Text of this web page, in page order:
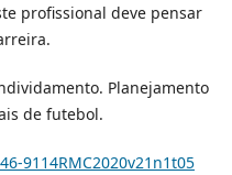
profissional deve pensar
Planejamento
de futebol.
9114RMC2020v21n1t05